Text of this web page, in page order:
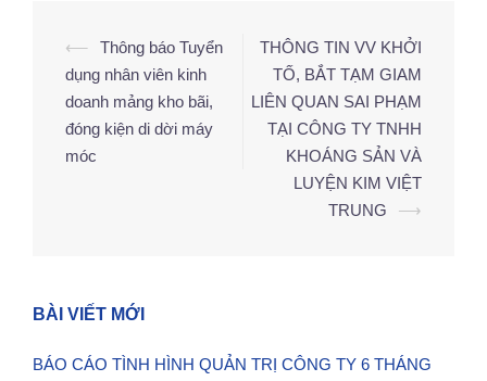
Điều
hướng
bài
viết
⟵
Thông báo Tuyển
dụng nhân viên kinh
doanh mảng kho bãi,
đóng kiện di dời máy
móc
THÔNG TIN VV KHỞI
TỐ, BẮT TẠM GIAM
LIÊN QUAN SAI PHẠM
TẠI CÔNG TY TNHH
KHOÁNG SẢN VÀ
LUYỆN KIM VIỆT
TRUNG
⟶
BÀI VIẾT MỚI
BÁO CÁO TÌNH HÌNH QUẢN TRỊ CÔNG TY 6 THÁNG